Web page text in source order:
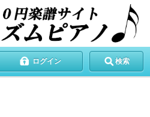
ログイン 検索